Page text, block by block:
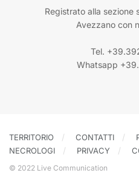
Registrato alla sezione
Avezzano con
Tel.
Whatsapp
TERRITORIO CONTATTI
NECROLOGI
PRIVACY
© 2022 Live Communication